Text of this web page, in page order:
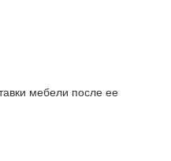
мебели после ее